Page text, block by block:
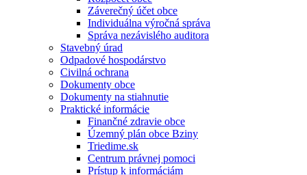
Záverečný účet obce
Individuálna výročná správa
Správa nezávislého auditora
Stavebný úrad
Odpadové hospodárstvo
Civilná ochrana
Dokumenty obce
Dokumenty na stiahnutie
Praktické informácie
Finančné zdravie obce
Územný plán obce Bziny
Triedime.sk
Centrum právnej pomoci
Prístup k informáciám